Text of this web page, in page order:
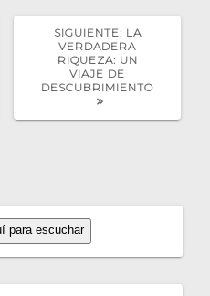
SIGUIENTE: SIGUIENTE
POST:
LA
VERDADERA
RIQUEZA: UN
VIAJE DE
DESCUBRIMIENTO
para escuchar